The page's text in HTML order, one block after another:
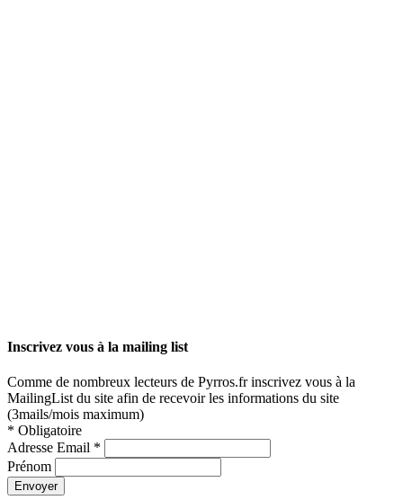
Inscrivez vous à la mailing list
Comme de nombreux lecteurs de Pyrros.fr inscrivez vous à la
MailingList du site afin de recevoir les informations du site
(3mails/mois maximum)
* Obligatoire
Adresse Email *
Prénom